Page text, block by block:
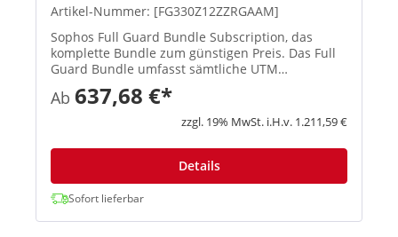
Artikel-Nummer: [FG330Z12ZZRGAAM]
Sophos Full Guard Bundle Subscription, das
komplette Bundle zum günstigen Preis. Das Full
Guard Bundle umfasst sämtliche UTM
Subscriptions (E-Mail Protection, Network
Protection, Web Protection, Webserver Protection
und Wireless Protection) und gibt ...
Ab 637,68 €*
zzgl. 19% MwSt. i.H.v. 1.211,59 €
Details
Sofort lieferbar